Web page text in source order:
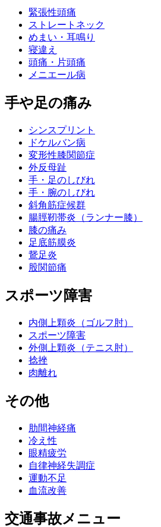
緊張性頭痛
ストレートネック
めまい・耳鳴り
寝違え
頭痛・片頭痛
メニエール病
手や足の痛み
シンスプリント
ドケルバン病
変形性膝関節症
外反母趾
手・足のしびれ
手・腕のしびれ
斜角筋症候群
腸脛靭帯炎（ランナー膝）
膝の痛み
足底筋膜炎
鵞足炎
股関節痛
スポーツ障害
内側上顆炎（ゴルフ肘）
スポーツ障害
外側上顆炎（テニス肘）
捻挫
肉離れ
その他
肋間神経痛
冷え性
眼精疲労
自律神経失調症
運動不足
血流改善
交通事故メニュー